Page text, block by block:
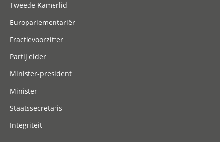
Tweede Kamerlid
Europarlementariër
Fractievoorzitter
Partijleider
Minister-president
Minister
Staatssecretaris
Integriteit